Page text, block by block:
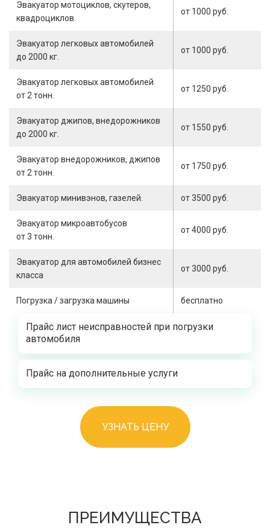
Эвакуатор мотоциклов, скутеров,
квадроциклов.
от 1000 руб.
Эвакуатор легковых автомобилей
до 2000 кг.
от 1000 руб.
Эвакуатор легковых автомобилей
от 2 тонн.
от 1250 руб.
Эвакуатор джипов, внедорожников
до 2000 кг.
от 1550 руб.
Эвакуатор внедорожников, джипов
от 2 тонн.
от 1750 руб.
Эвакуатор минивэнов, газелей. от 3500 руб.
Эвакуатор микроавтобусов
от 3 тонн.
от 4000 руб.
Эвакуатор для автомобилей бизнес
класса
от 3000 руб.
Погрузка / загрузка машины бесплатно
Прайс лист неисправностей при погрузки
автомобиля
Прайс на дополнительные услуги
УЗНАТЬ ЦЕНУ
ПРЕИМУЩЕСТВА